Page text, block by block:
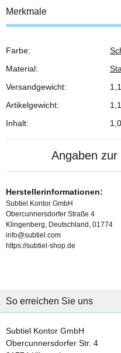
Merkmale
Produkteigenschaft
Wert
Farbe:
Material:
Versandgewicht:
Artikelgewicht:
Inhalt:
Angaben
Herstellerinformationen:
Subtiel Kontor GmbH
Obercunnersdorfer Straße 4
Klingenberg, Deutschland, 01774
info@subtiel.com
https://subtiel-shop.de
So erreichen Sie uns
Subtiel Kontor GmbH
Obercunnersdorfer Str. 4